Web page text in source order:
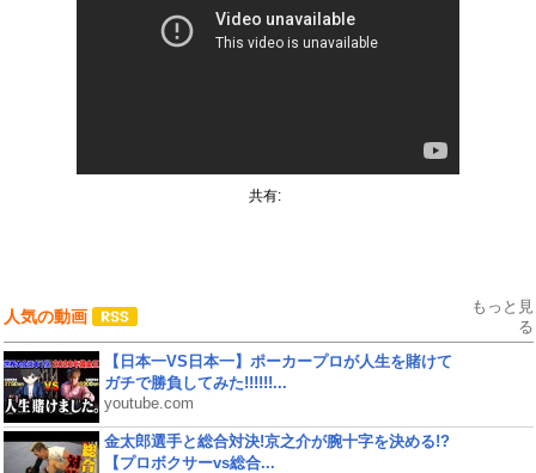
共有:
人気の動画
もっと見
る
【日本一VS日本一】ポーカープロが人生を賭けて
ガチで勝負してみた!!!!!!...
youtube.com
金太郎選手と総合対決!京之介が腕十字を決める!?
【プロボクサーvs総合...